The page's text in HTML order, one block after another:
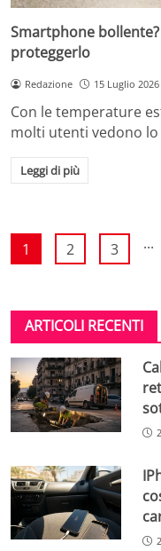
Smartphone
proteggerlo
Redazione 15 Luglio 2026
Con le temperature
molti utenti vedono
Leggi di più
1 2 3 ...
ARTICOLI RECENTI